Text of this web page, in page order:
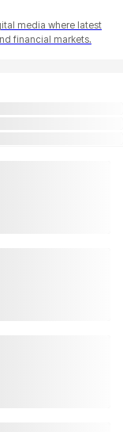
media where latest
financial markets.